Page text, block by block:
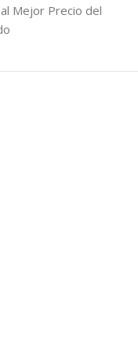
Mejor Precio del